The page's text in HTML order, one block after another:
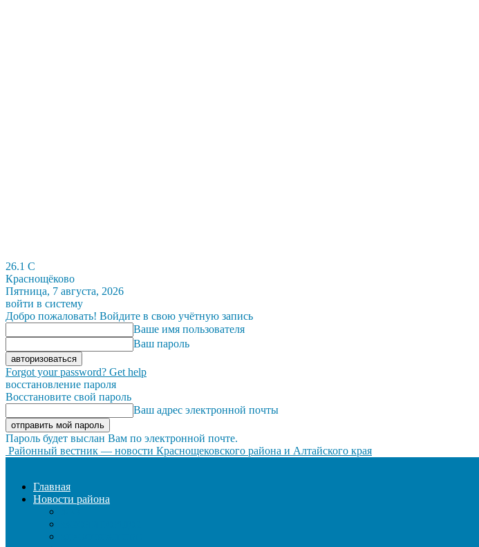
26.1 C
Краснощёково
Пятница, 7 августа, 2026
войти в систему
Добро пожаловать! Войдите в свою учётную запись
Ваше имя пользователя
Ваш пароль
Forgot your password? Get help
восстановление пароля
Восстановите свой пароль
Ваш адрес электронной почты
Пароль будет выслан Вам по электронной почте.
Районный вестник — новости Краснощековского района и Алтайского края
Главная
Новости района